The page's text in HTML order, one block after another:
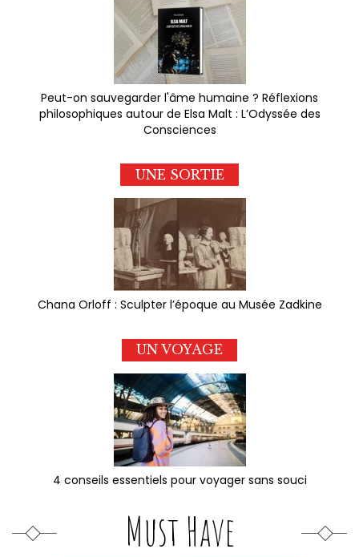
Peut-on sauvegarder l'âme humaine ? Réflexions
philosophiques autour de Elsa Malt : L’Odyssée des
Consciences
UNE SORTIE
Chana Orloff : Sculpter l’époque au Musée Zadkine
UN VOYAGE
4 conseils essentiels pour voyager sans souci
Must Have